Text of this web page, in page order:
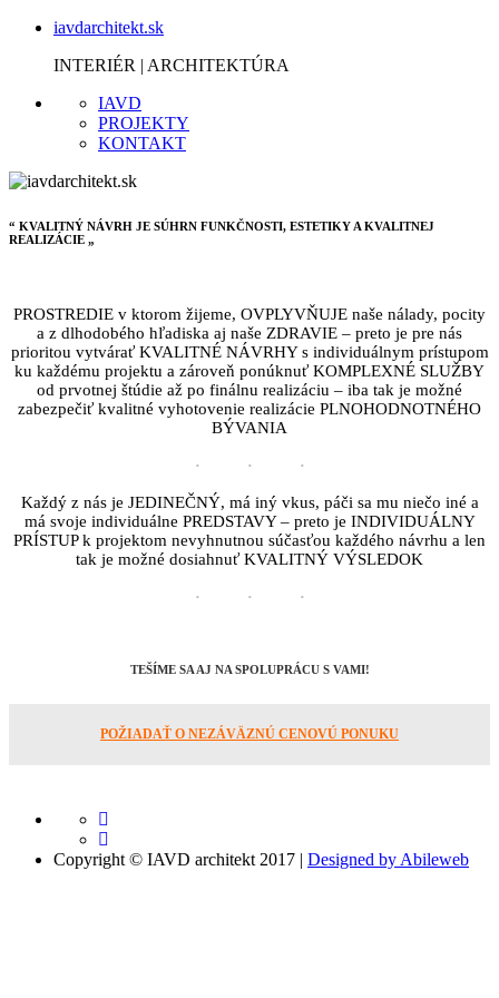
iavdarchitekt.sk
INTERIÉR | ARCHITEKTÚRA
IAVD
PROJEKTY
KONTAKT
“ KVALITNÝ NÁVRH JE SÚHRN FUNKČNOSTI, ESTETIKY A KVALITNEJ
REALIZÁCIE „
PROSTREDIE v ktorom žijeme, OVPLYVŇUJE naše nálady, pocity
a z dlhodobého hľadiska aj naše ZDRAVIE – preto je pre nás
prioritou vytvárať KVALITNÉ NÁVRHY s individuálnym prístupom
ku každému projektu a zároveň ponúknuť KOMPLEXNÉ SLUŽBY
od prvotnej štúdie až po finálnu realizáciu – iba tak je možné
zabezpečiť kvalitné vyhotovenie realizácie PLNOHODNOTNÉHO
BÝVANIA
Každý z nás je JEDINEČNÝ, má iný vkus, páči sa mu niečo iné a
má svoje individuálne PREDSTAVY – preto je INDIVIDUÁLNY
PRÍSTUP k projektom nevyhnutnou súčasťou každého návrhu a len
tak je možné dosiahnuť KVALITNÝ VÝSLEDOK
TEŠÍME SA AJ NA SPOLUPRÁCU S VAMI!
POŽIADAŤ O NEZÁVÄZNÚ CENOVÚ PONUKU
Copyright © IAVD architekt 2017 | Designed by Abileweb